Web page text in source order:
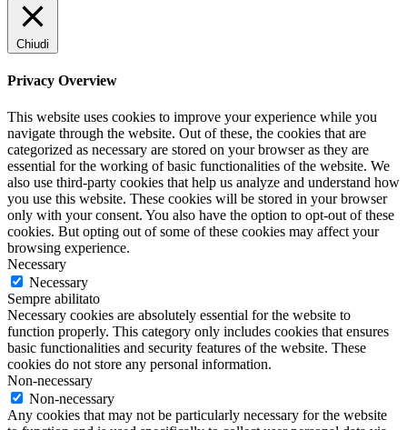
Chiudi
Privacy Overview
This website uses cookies to improve your experience while you
navigate through the website. Out of these, the cookies that are
categorized as necessary are stored on your browser as they are
essential for the working of basic functionalities of the website. We
also use third-party cookies that help us analyze and understand how
you use this website. These cookies will be stored in your browser
only with your consent. You also have the option to opt-out of these
cookies. But opting out of some of these cookies may affect your
browsing experience.
Necessary
Necessary
Sempre abilitato
Necessary cookies are absolutely essential for the website to
function properly. This category only includes cookies that ensures
basic functionalities and security features of the website. These
cookies do not store any personal information.
Non-necessary
Non-necessary
Any cookies that may not be particularly necessary for the website